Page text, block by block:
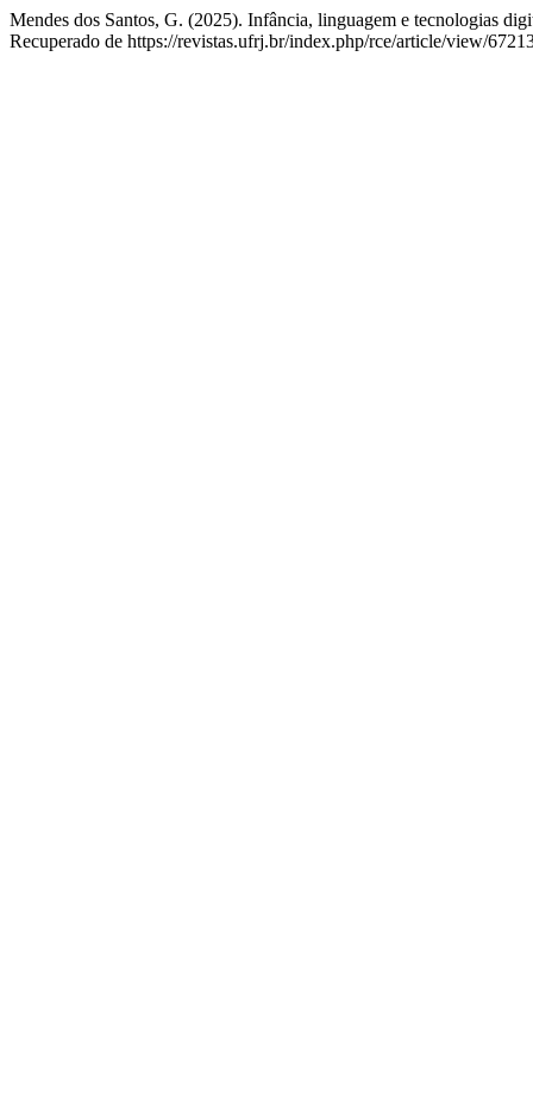
Mendes dos Santos, G. (2025). Infância, linguagem e tecnologias
Recuperado de https://revistas.ufrj.br/index.php/rce/article/view/